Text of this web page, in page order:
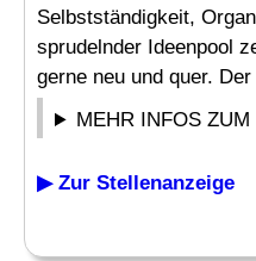
Selbstständigkeit,
sprudelnder Ideenpool
gerne neu und quer.
MEHR INFOS
▶ Zur Stellenanzeige